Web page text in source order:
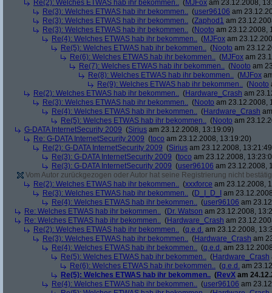
Re(2): Welches ETWAS hab ihr bekommen.. ( MJFox am 23.12.2008,
Re(3): Welches ETWAS hab ihr bekommen.. (user96106 am
Re(3): Welches ETWAS hab ihr bekommen.. (Zaphod1 am
Re(3): Welches ETWAS hab ihr bekommen.. (Nooto am 23.12.2008,
Re(4): Welches ETWAS hab ihr bekommen.. (MJFox am
Re(5): Welches ETWAS hab ihr bekommen.. (Nooto am
Re(6): Welches ETWAS hab ihr bekommen.. (MJFox am
Re(7): Welches ETWAS hab ihr bekommen.. (Nooto am
Re(8): Welches ETWAS hab ihr bekommen.. (MJFox
Re(9): Welches ETWAS hab ihr bekommen.. (Nooto
Re(2): Welches ETWAS hab ihr bekommen.. (Hardware_Crash am
Re(3): Welches ETWAS hab ihr bekommen.. (Nooto am 23.12.2008,
Re(4): Welches ETWAS hab ihr bekommen.. (Hardware_Crash
Re(5): Welches ETWAS hab ihr bekommen.. (Nooto am
G-DATA InternetSecurity 2009 (Sirius am 23.12.2008, 13:19:09)
Re: G-DATA InternetSecurity 2009 (toco am 23.12.2008, 13:19:20)
Re(2): G-DATA InternetSecurity 2009 (Sirius am 23.12.2008,
Re(3): G-DATA InternetSecurity 2009 (toco am 23.12.2008,
Re(3): G-DATA InternetSecurity 2009 (user96106 am 23.12.2008,
Vom Autor zurückgezogen oder Autor hat seine Registrierung nicht
Re(2): Welches ETWAS hab ihr bekommen.. (xxxforce am 23.12.2008,
Re(3): Welches ETWAS hab ihr bekommen.. (D_I_D_I
am
Re(4): Welches ETWAS hab ihr bekommen.. (user96106 am
Re: Welches ETWAS hab ihr bekommen.. (Dr. Watson am 23.12.2008,
Re: Welches ETWAS hab ihr bekommen.. (Hardware_Crash am
Re(2): Welches ETWAS hab ihr bekommen.. (q.e.d. am 23.12.2008,
Re(3): Welches ETWAS hab ihr bekommen.. (Hardware_Crash am
Re(4): Welches ETWAS hab ihr bekommen.. (q.e.d. am
Re(5): Welches ETWAS hab ihr bekommen.. (Hardware_Crash
Re(6): Welches ETWAS hab ihr bekommen.. (q.e.d. am
Re(5): Welches ETWAS hab ihr bekommen.. (RevX am
Re(4): Welches ETWAS hab ihr bekommen.. (user96106 am